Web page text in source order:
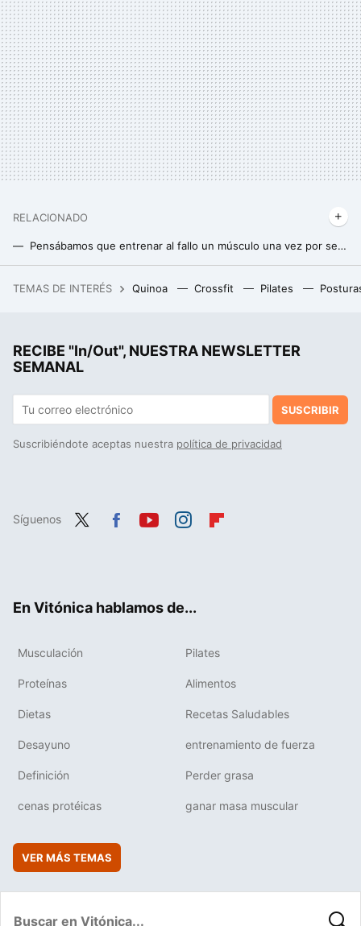
RELACIONADO
Pensábamos que entrenar al fallo un músculo una vez por semana estaba bien, pero un nuevo estudio nos dice que estábamos equivocados
TEMAS DE INTERÉS Quinoa Crossfit Pilates
RECIBE "In/Out", NUESTRA NEWSLETTER
SEMANAL
SUSCRIBIR
Suscribiéndote aceptas nuestra política de privacidad
Síguenos
En Vitónica hablamos de...
Musculación Pilates
Proteínas Alimentos
Dietas Recetas Saludables
Desayuno entrenamiento de fuerza
Definición Perder grasa
cenas protéicas ganar masa muscular
VER MÁS TEMAS